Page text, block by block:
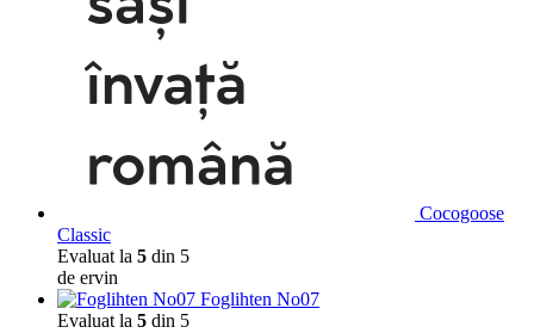
Cocogoose
Classic
Evaluat la 5 din 5
de ervin
Foglihten No07
Evaluat la 5 din 5